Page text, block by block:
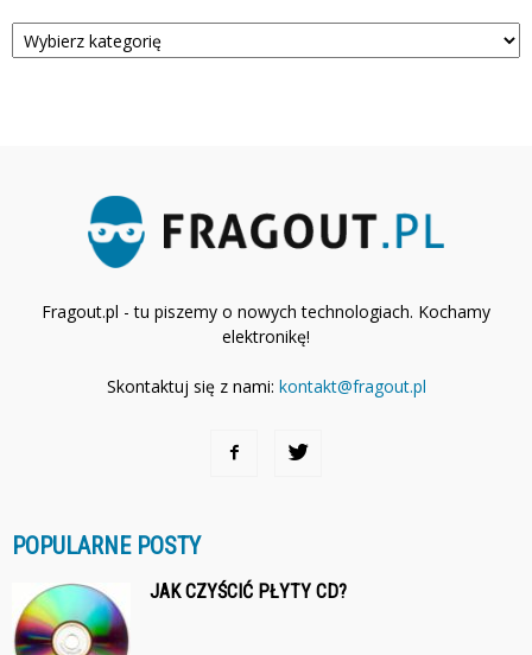
Kategorie
Fragout.pl - tu piszemy o nowych technologiach. Kochamy
elektronikę!
Skontaktuj się z nami: kontakt@fragout.pl
POPULARNE POSTY
JAK CZYŚCIĆ PŁYTY CD?